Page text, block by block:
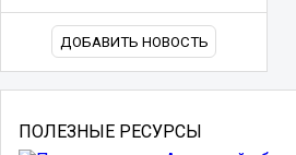
ДОБАВИТЬ НОВОСТЬ
ПОЛЕЗНЫЕ РЕСУРСЫ